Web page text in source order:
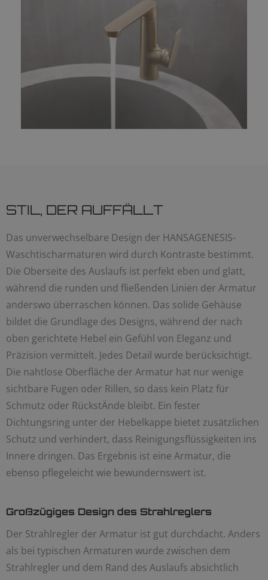
STIL, DER AUFFÄLLT
Das unverwechselbare Design der HANSAGENESIS-
Waschtischarmaturen wird durch Kontraste bestimmt.
Die Oberseite des Auslaufs ist perfekt eben und glatt,
während die runden und fließenden Linien der Armatur
anderswo überraschen können. Das solide Gehäuse
bildet die Grundlage des Designs, während der nach
oben gerichtete Hebel ein Gefühl von Eleganz und
Präzision vermittelt. Jedes Detail wurde berücksichtigt.
Die nahtlose Oberfläche der Armatur hat nur wenige
sichtbare Fugen oder Rillen, so dass kein Platz für
Schmutz oder RückstÄnde bleibt. Ein fester
Dichtungsring unter der Hebelkappe bietet zusätzlichen
Schutz und verhindert, dass Reinigungsflüssigkeiten ins
Innere dringen. Das Ergebnis ist eine Armatur, die
ebenso pflegeleicht wie bewundernswert ist.
Großzügiges Design des Strahlreglers
Der Strahlregler der Armatur ist gut durchdacht. Anders
als bei typischen Armaturen wurde zwischen dem
Strahlregler und dem Rand des Auslaufs absichtlich